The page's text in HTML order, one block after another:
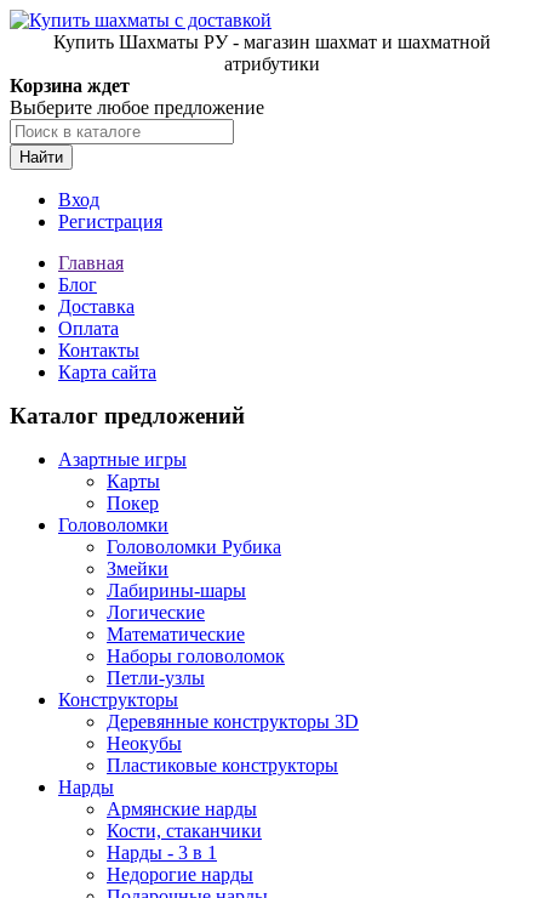
Купить Шахматы РУ - магазин шахмат и шахматной
атрибутики
Корзина ждет
Выберите любое предложение
Найти
Вход
Регистрация
Главная
Блог
Доставка
Оплата
Контакты
Карта сайта
Каталог предложений
Азартные игры
Карты
Покер
Головоломки
Головоломки Рубика
Змейки
Лабирины-шары
Логические
Математические
Наборы головоломок
Петли-узлы
Конструкторы
Деревянные конструкторы 3D
Неокубы
Пластиковые конструкторы
Нарды
Армянские нарды
Кости, стаканчики
Нарды - 3 в 1
Недорогие нарды